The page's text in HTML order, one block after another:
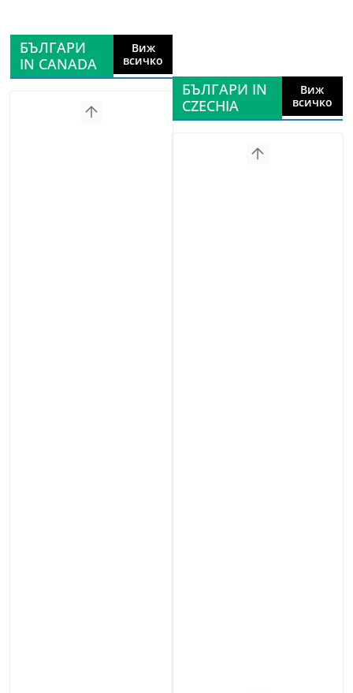
БЪЛГАРИ
IN CANADA
Виж
всичко
БЪЛГАРИ IN
CZECHIA
Виж
всичко